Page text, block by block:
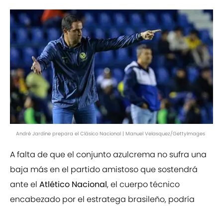
André Jardine prepara el Clásico Nacional | Manuel Velasquez/GettyImages
A falta de que el conjunto azulcrema no sufra una
baja más en el partido amistoso que sostendrá
ante el Atlético Nacional, el cuerpo técnico
encabezado por el estratega brasileño, podría